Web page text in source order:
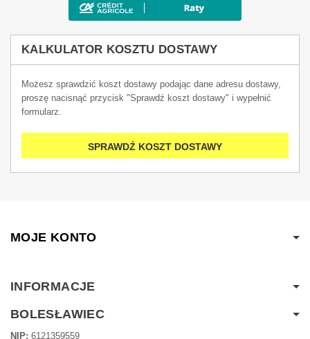
KALKULATOR KOSZTU DOSTAWY
Możesz sprawdzić koszt dostawy podając dane adresu dostawy,
proszę nacisnąć przycisk "Sprawdź koszt dostawy" i wypełnić
formularz.
SPRAWDŹ KOSZT DOSTAWY
MOJE KONTO
INFORMACJE
BOLESŁAWIEC
NIP: 6121359559